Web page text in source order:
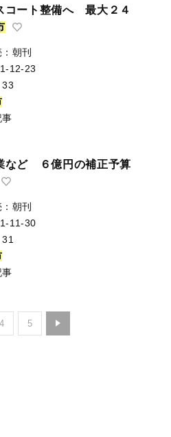
コート整備へ 最大２４
朝刊
12-23
33
事
など ６億円の補正予算
朝刊
11-30
31
事
4 5